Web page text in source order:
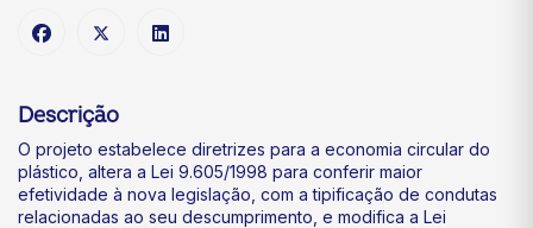
Descrição
O projeto estabelece diretrizes para a economia circular do
plástico, altera a Lei 9.605/1998 para conferir maior
efetividade à nova legislação, com a tipificação de condutas
relacionadas ao seu descumprimento, e modifica a Lei